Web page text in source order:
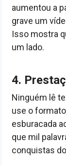
aumentou a
grave um
Isso mostra
um lado.
4.
Ninguém lê
use o
esburacada
que mil
conquistas